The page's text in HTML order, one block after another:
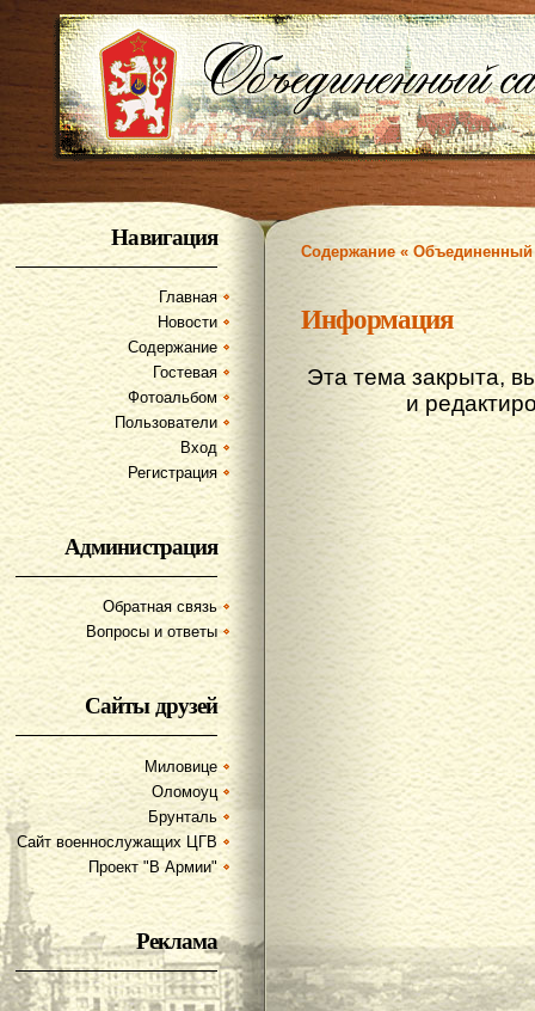
Навигация
Главная
Новости
Содержание
Гостевая
Фотоальбом
Пользователи
Вход
Регистрация
Администрация
Обратная связь
Вопросы и ответы
Сайты друзей
Миловице
Оломоуц
Брунталь
Сайт военнослужащих ЦГВ
Проект "В Армии"
Реклама
Содержание «
Информация
Эта тема закрыта,
и